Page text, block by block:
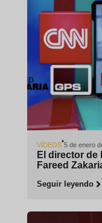
VÍDEOS 5 de enero
El director de
Fareed
Seguir leyendo